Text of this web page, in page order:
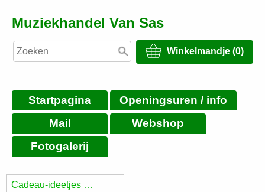
Muziekhandel Van Sas
Winkelmandje (0)
Startpagina
Openingsuren / info
Mail
Webshop
Fotogalerij
Cadeau-ideetjes …